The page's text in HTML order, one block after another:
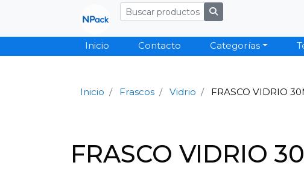
Inicio Contacto Categorías
Inicio Frascos Vidrio FRASCO VIDRIO
FRASCO VIDRIO